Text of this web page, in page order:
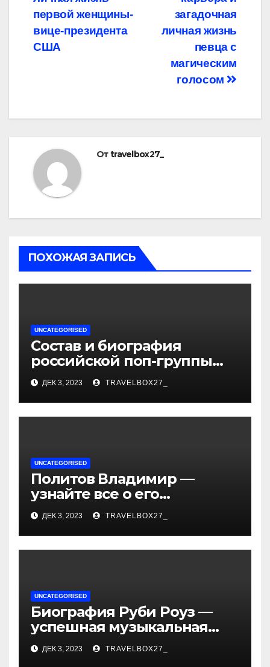
загадочная
личная жизнь
певца с
магическим
голосом
первой женщины-
вице-президента
США
Отtravelbox27_
ПОХОЖАЯ ЗАПИСЬ
UNCATEGORISED
Состав и биография
российской поп-группы
«Иванушки интернешнл»
— история успеха, музыка
и судьбы участников
ДЕК 3, 2023 TRAVELBOX27_
UNCATEGORISED
Политов Владимир —
узнайте все о его
биографии, возрасте и
впечатляющих
достижениях!
ДЕК 3, 2023 TRAVELBOX27_
UNCATEGORISED
Биография Руби Роуз —
успешная музыкальная
карьера, личная жизнь и
знаковые достижения
ДЕК 3, 2023 TRAVELBOX27_